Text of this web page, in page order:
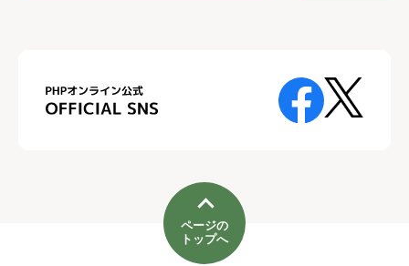
ページの
トップへ